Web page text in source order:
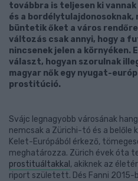
továbbra is teljesen ki
és a
büntetik őket a város
változás csak annyi, hogy a
nincsenek jelen a környéken.
választ, hogyan szorulnak
magyar nők egy nyugat-
prostitúció.
Svájc legnagyobb városának
nemcsak a Zürichi-tó és a belőle
Kelet-Európából érkező,
meghatározza. Zürich évek óta
prostituáltakkal , akiknek az
riport született. Dés Fanni 2015-